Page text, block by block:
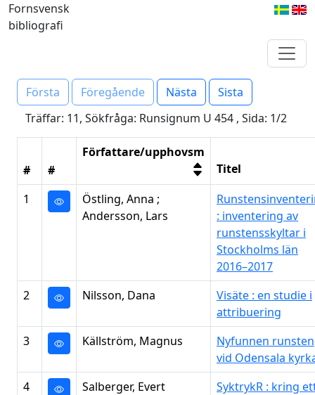
Fornsvensk
bibliografi
Första Föregående Nästa
Sista
Träffar: 11, Sökfråga: Runsignum U 454 , Sida: 1/2
# #
Författare/upphovsm
Titel
1
Östling, Anna ;
Andersson, Lars
: inventering av
runstensskyltar i
Stockholms län
2016–2017
2
Nilsson, Dana
Visäte : en studie i
attribuering
3
Källström, Magnus
Nyfunnen runsten
vid Odensala
4
Salberger, Evert
SyktrykR : kring